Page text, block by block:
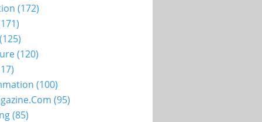
(172)
(125)
(120)
(100)
(95)
(85)